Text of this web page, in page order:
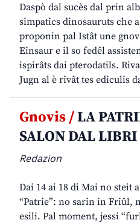
Daspò dal sucès dal prin
simpatics dinosauruts che
proponin pal Istât une
Einsaur e il so fedêl
ispirâts dai pterodatils.
Jugn al è rivât tes ediculis
Gnovis /LA
SALON DAL
Redazion
Dai 14 ai 18 di Mai no steit
“Patrie”: no sarin in
esili. Pal moment, jessi